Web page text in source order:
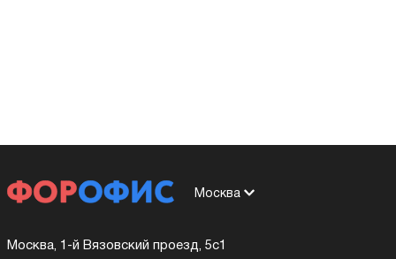
Москва
Москва, 1-й Вязовский проезд, 5с1